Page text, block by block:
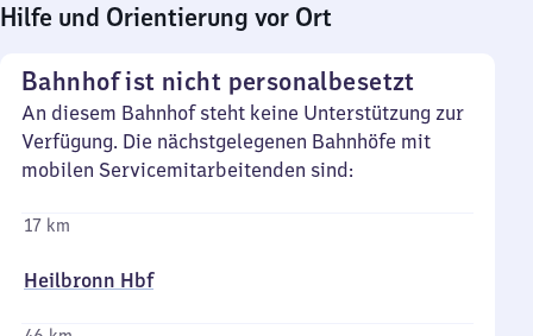
Hilfe und Orientierung vor Ort
Bahnhof ist nicht personalbesetzt
An diesem Bahnhof steht keine Unterstützung zur
Verfügung. Die nächstgelegenen Bahnhöfe mit
mobilen Servicemitarbeitenden sind:
17 km
Heilbronn Hbf